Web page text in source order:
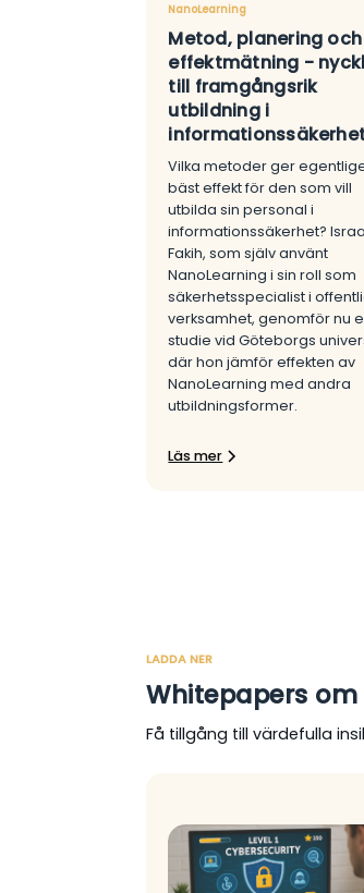
NanoLearning
Metod, planering och
effektmätning -
till framgångsrik
utbildning i
Vilka metoder ger
bäst effekt för den som vill
utbilda sin personal i
informationssäkerhet? Israa
Fakih, som själv använt
NanoLearning i sin roll som
säkerhetsspecialist i
verksamhet, genomför nu
studie vid Göteborgs
där hon jämför effekten av
NanoLearning med andra
utbildningsformer.
Läs mer
LADDA NER
Whitepapers
Få tillgång till värdefulla